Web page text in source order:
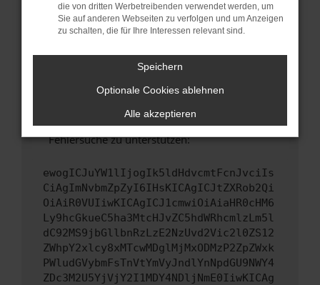
Sicherheitsrisiko, sondern kann auch dazu
führen, dass bestimmte Funktionen nicht mehr
unterstützt werden.
Wende dich an den Webseitenbetreiber.
Wenn du alle oben genannten Schritte versucht
hast, kontaktiere uns bitte. Wir werden
versuchen, das Problem zu beheben. Du kannst
uns diesen Text schicken, um uns bei der
Fehlersuche zu unterstützen:
ewogICJuYW1lIjogIk5ldHdvcmtFcnJvciIs
CiAgImNvbmZpZyI6IHsKICAgICJtZXRob2Qi
OiAiR0VUIiwKICAgICJ1cmwiOiAiaHR0cHM6
Ly9hcGkueC5ha3MtcHJvZC5hdWRhcmlzLm5l
dC92MS9jbGllbnRzLzE2NzUvd2Vic2l0ZS12
ZWhpY2xlcy8xMTcwMDglMjMxODMzP2ZpZWxk
PWludGVybmFsTnVtYmVyJndlYnNpdGU9NWY4
ZDc3M2U5YjVjY2I1MDY4NDljNmE0IiwKICAg
die von dritten Werbetreibenden verwendet werden, um
Sie auf anderen Webseiten zu verfolgen und um Anzeigen
zu schalten, die für Ihre Interessen relevant sind.
Speichern
Optionale Cookies ablehnen
Alle akzeptieren